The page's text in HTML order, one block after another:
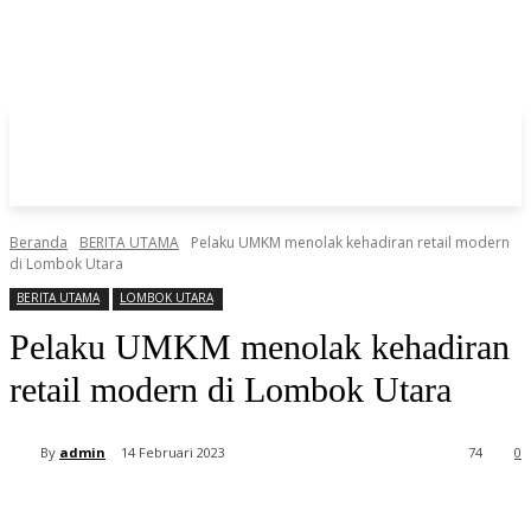
Beranda BERITA UTAMA
Pelaku UMKM menolak kehadiran retail modern
di Lombok Utara
BERITA UTAMA LOMBOK UTARA
Pelaku UMKM menolak kehadiran
retail modern di Lombok Utara
By admin 14 Februari 2023 0
74